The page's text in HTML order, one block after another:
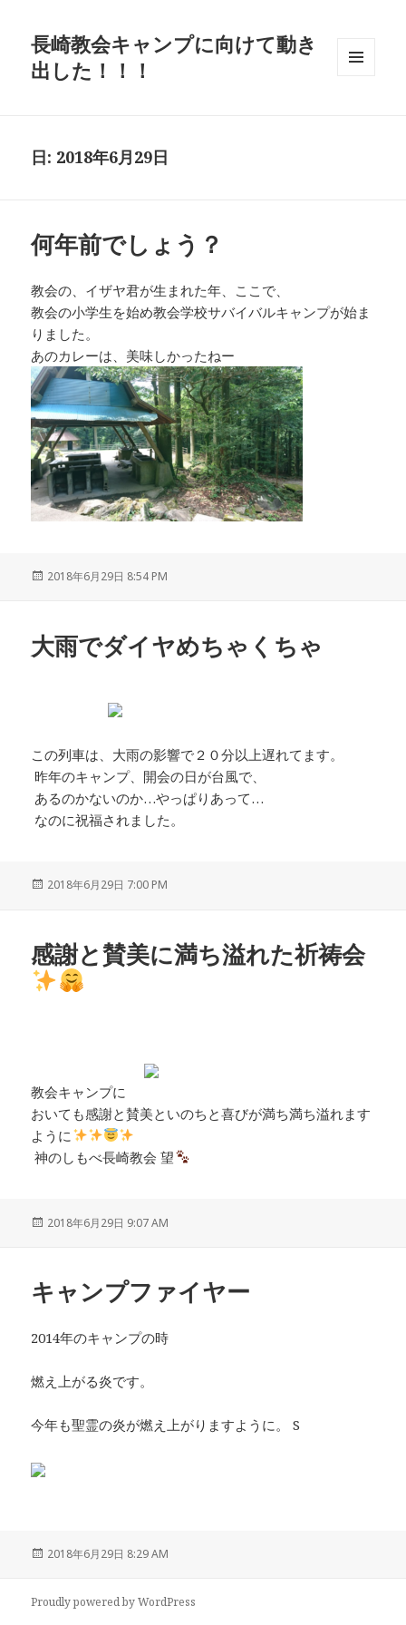
長崎教会キャンプに向けて動き
出した！！！
日: 2018年6月29日
何年前でしょう？
教会の、イザヤ君が生まれた年、ここで、
教会の小学生を始め教会学校サバイバルキャンプが始ま
りました。
あのカレーは、美味しかったねー
投
2018年6月29日 8:54 PM
大雨でダイヤめちゃくちゃ
この列車は、大雨の影響で２０分以上遅れてます。
昨年のキャンプ、開会の日が台風で、
あるのかないのか…やっぱりあって…
なのに祝福されました。
投
2018年6月29日 7:00 PM
感謝と賛美に満ち溢れた祈祷会
教会キャンプに
おいても感謝と賛美といのちと喜びが満ち満ち溢れます
ように
神のしもべ長崎教会 望
投
2018年6月29日 9:07 AM
キャンプファイヤー
2014年のキャンプの時
燃え上がる炎です。
今年も聖霊の炎が燃え上がりますように。 S
投
2018年6月29日 8:29 AM
Proudly powered by WordPress